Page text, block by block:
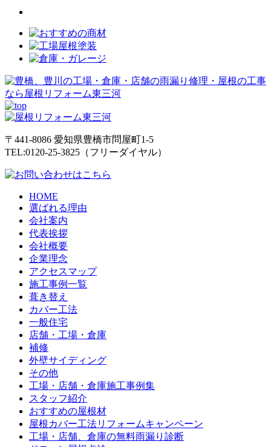
〒441-8086 愛知県豊橋市問屋町1-5
TEL:0120-25-3825（フリーダイヤル）
HOME
選ばれる理由
会社案内
代表挨拶
会社概要
企業理念
アクセスマップ
施工事例一覧
葺き替え
カバー工法
一般住宅
店舗・工場・倉庫
補修
外壁サイディング
その他
工場・店舗・倉庫施工事例集
スタッフ紹介
おすすめの屋根材
屋根カバー工法リフォームキャンペーン
工場・店舗、倉庫の無料雨漏り診断